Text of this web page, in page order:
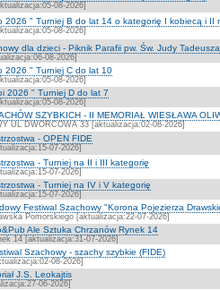
08-2026]
2026 " Turniej B do lat 14 o kategorię I kobiecą i II
08-2026]
dla dzieci - Piknik Parafii pw. Św. Judy
08-2026]
2026 " Turniej C do lat 10
08-2026]
2026 " Turniej D do lat 7
08-2026]
SZYBKICH - II MEMORIAŁ WIESŁAWA
UL DWORCOWA 33 [aktualizacja:02-08-2026]
- OPEN FIDE
07-2026]
- Turniej na II i III kategorię
07-2026]
- Turniej na IV i V kategorię
07-2026]
Festiwal Szachowy "Korona Pojezierza
Pomorskiego [aktualizacja:22-07-2026]
Ale Sztuka Chrzanów Rynek 14
14 [aktualizacja:31-07-2026]
Szachowy - szachy szybkie (FIDE)
08-2026]
J.S. Leokajtis
06-2026]